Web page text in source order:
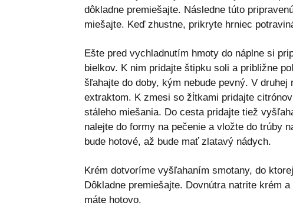
dôkladne premiešajte. Následne túto
miešajte. Keď zhustne, prikryte hrniec
Ešte pred vychladnutím hmoty do náplne si
bielkov. K nim pridajte štipku soli a približne
šľahajte do doby, kým nebude pevný. V
extraktom. K zmesi so žĺtkami pridajte
stáleho miešania. Do cesta pridajte tiež
nalejte do formy na pečenie a vložte do trúby
bude hotové, až bude mať zlatavý nádych.
Krém dotvoríme vyšľahaním smotany, do
Dôkladne premiešajte. Dovnútra natrite krém
máte hotovo.